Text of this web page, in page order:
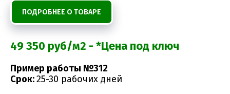
ПОДРОБНЕЕ О ТОВАРЕ
49 350 руб/м2 - *Цена под ключ
Пример работы №312
Срок:25-30 рабочих дней